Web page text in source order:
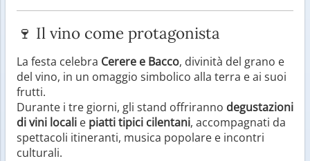
🍷 Il vino come protagonista
La festa celebra Cerere e Bacco, divinità del grano e
del vino, in un omaggio simbolico alla terra e ai suoi
frutti.
Durante i tre giorni, gli stand offriranno degustazioni
di vini locali e piatti tipici cilentani, accompagnati da
spettacoli itineranti, musica popolare e incontri
culturali.